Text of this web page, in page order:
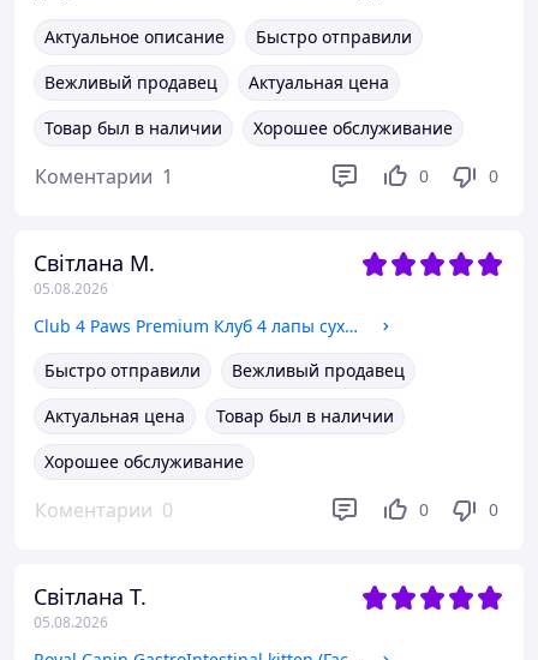
Актуальное описание
Быстро отправили
Вежливый продавец
Актуальная цена
Товар был в наличии
Хорошее обслуживание
Коментарии 1 0 0
Світлана М.
05.08.2026
Club 4 Paws Premium Клуб 4 лапы сухой корм для взрослых кошек, с кроликом 2 КГ
Быстро отправили
Вежливый продавец
Актуальная цена
Товар был в наличии
Хорошее обслуживание
Коментарии 0 0 0
Світлана Т.
05.08.2026